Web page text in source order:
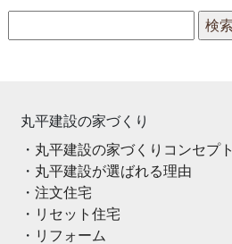
丸平建設の家づくり
丸平建設の家づくりコンセプト
丸平建設が選ばれる理由
注文住宅
リセット住宅
リフォーム